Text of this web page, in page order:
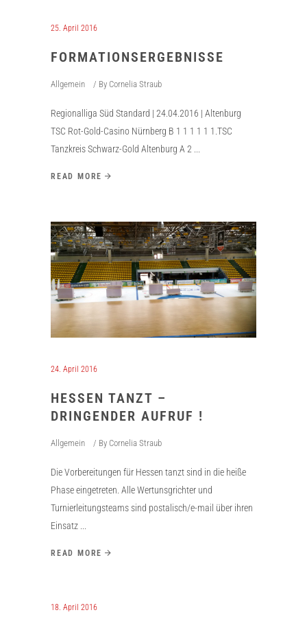
25. April 2016
FORMATIONSERGEBNISSE
Allgemein By Cornelia Straub
Regionalliga Süd Standard | 24.04.2016 | Altenburg
TSC Rot-Gold-Casino Nürnberg B 1 1 1 1 1 1.TSC
Tanzkreis Schwarz-Gold Altenburg A 2
READ MORE
24. April 2016
HESSEN TANZT –
DRINGENDER AUFRUF !
Allgemein By Cornelia Straub
Die Vorbereitungen für Hessen tanzt sind in die heiße
Phase eingetreten. Alle Wertunsgrichter und
Turnierleitungsteams sind postalisch/e-mail über ihren
Einsatz
READ MORE
18. April 2016